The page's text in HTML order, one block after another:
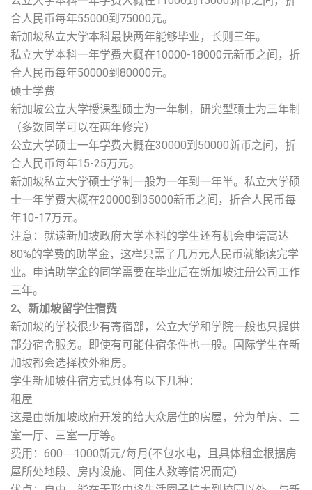
合人民币每年55000到75000元。
新加坡私立大学本科最快两年能够毕业，长则三年。
私立大学本科一年学费大概在10000-18000元新币之间，折
合人民币每年50000到80000元。
硕士学费
新加坡公立大学授课型硕士为一年制，研究型硕士为三年制
（多数同学可以在两年修完）
公立大学硕士一年学费大概在30000到50000新币之间，折
合人民币每年15-25万元。
新加坡私立大学硕士学制一般为一年到一年半。私立大学硕
士一年学费大概在20000到35000新币之间，折合人民币每
年10-17万元。
注意：就读新加坡政府大学本科的学生还有机会申请高达
80%的学费的助学金，这样只需了几万元人民币就能读完学
业。申请助学金的同学需要在毕业后在新加坡注册公司工作
三年。
2、新加坡留学住宿费
新加坡的学校很少有寄宿部，公立大学和学院一般也只提供
部分宿舍服务。即使有可能住宿条件也一般。国际学生在新
加坡都会选择校外租房。
学生新加坡住宿方式具体有以下几种：
租屋
这是由新加坡政府开发的给大众居住的房屋，分为单房、二
室一厅、三室一厅等。
费用：600―1000新元/每月(不包水电，且具体租金根据房
屋所处地段、房内设施、同住人数等情况而定)